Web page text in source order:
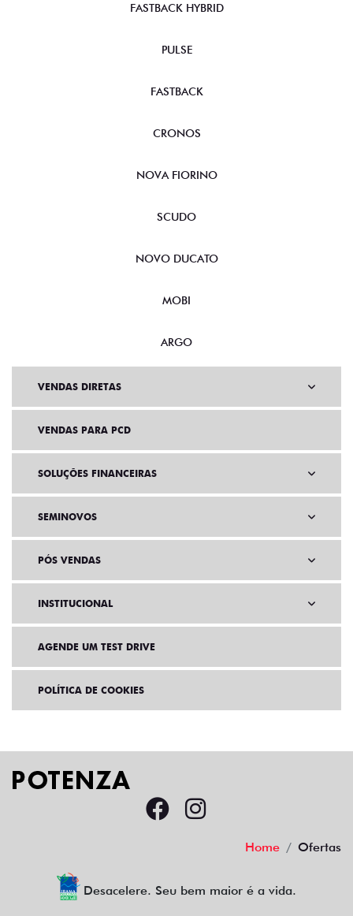
FASTBACK HYBRID
PULSE
FASTBACK
CRONOS
NOVA FIORINO
SCUDO
NOVO DUCATO
MOBI
ARGO
VENDAS DIRETAS
VENDAS PARA PCD
SOLUÇÕES FINANCEIRAS
SEMINOVOS
PÓS VENDAS
INSTITUCIONAL
AGENDE UM TEST DRIVE
POLÍTICA DE COOKIES
Home Ofertas
Desacelere. Seu bem maior é a vida.